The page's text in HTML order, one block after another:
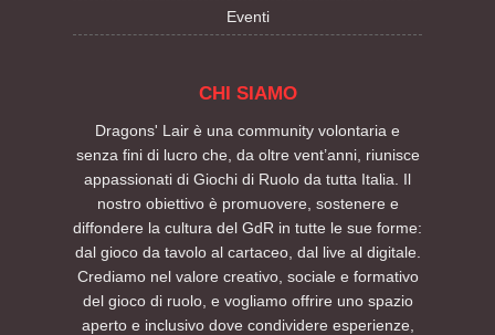
Eventi
CHI SIAMO
Dragons' Lair è una community volontaria e
senza fini di lucro che, da oltre vent’anni, riunisce
appassionati di Giochi di Ruolo da tutta Italia. Il
nostro obiettivo è promuovere, sostenere e
diffondere la cultura del GdR in tutte le sue forme:
dal gioco da tavolo al cartaceo, dal live al digitale.
Crediamo nel valore creativo, sociale e formativo
del gioco di ruolo, e vogliamo offrire uno spazio
aperto e inclusivo dove condividere esperienze,